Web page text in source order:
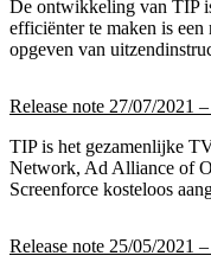
De ontwikkeling van TIP
efficiënter te maken is
opgeven van
Release note 27/07/2021
TIP is het gezamenlijke
Network, Ad Alliance of
Screenforce kosteloos
Release note 25/05/2021